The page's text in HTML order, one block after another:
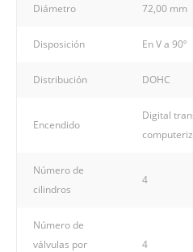
Diámetro 72,00 mm
Disposición En V a 90º
Distribución DOHC
Encendido
Digital
Número de
cilindros
4
Número de
válvulas por
4